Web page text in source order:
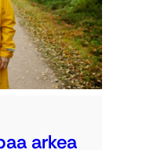
arkea